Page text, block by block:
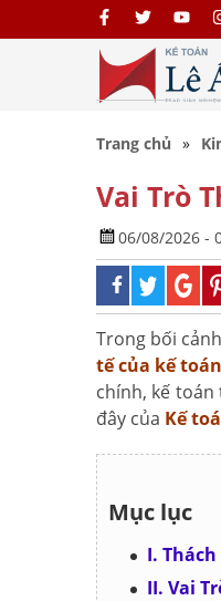
Trang chủ
Vai Trò
06/08/2026 -
Trong bối
tế của kế
chính, kế
đây của Kế
Mục lục
I.
II. Vai